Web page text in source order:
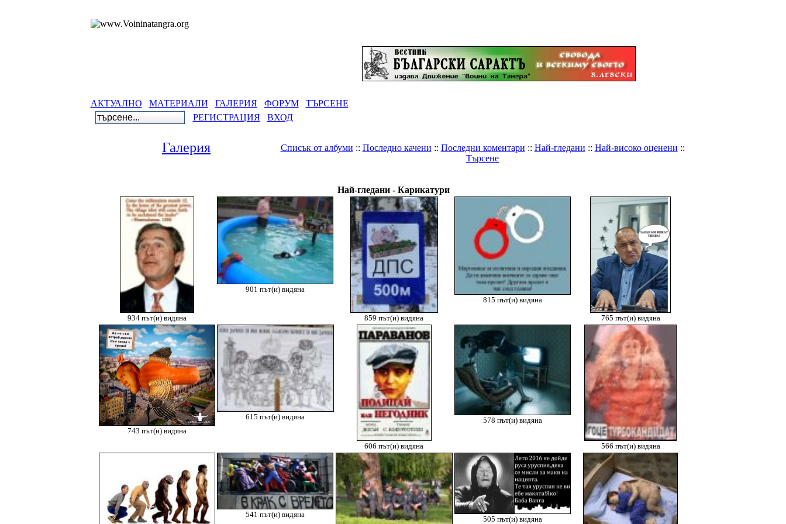
АКТУАЛНО МАТЕРИАЛИ ГАЛЕРИЯ ФОРУМ
ТЪРСЕНЕ
РЕГИСТРАЦИЯ
ВХОД
Галерия Списък от албуми :: Последно качени :: Последни коментари :: Най-гледани :: Най-високо оценени ::
Търсене
Най-гледани - Карикатури
934 път(и) видяна
901 път(и) видяна
859 път(и) видяна
815 път(и) видяна
765 път(и) видяна
743 път(и) видяна
615 път(и) видяна
606 път(и) видяна
578 път(и) видяна
566 път(и) видяна
541 път(и) видяна
505 път(и) видяна